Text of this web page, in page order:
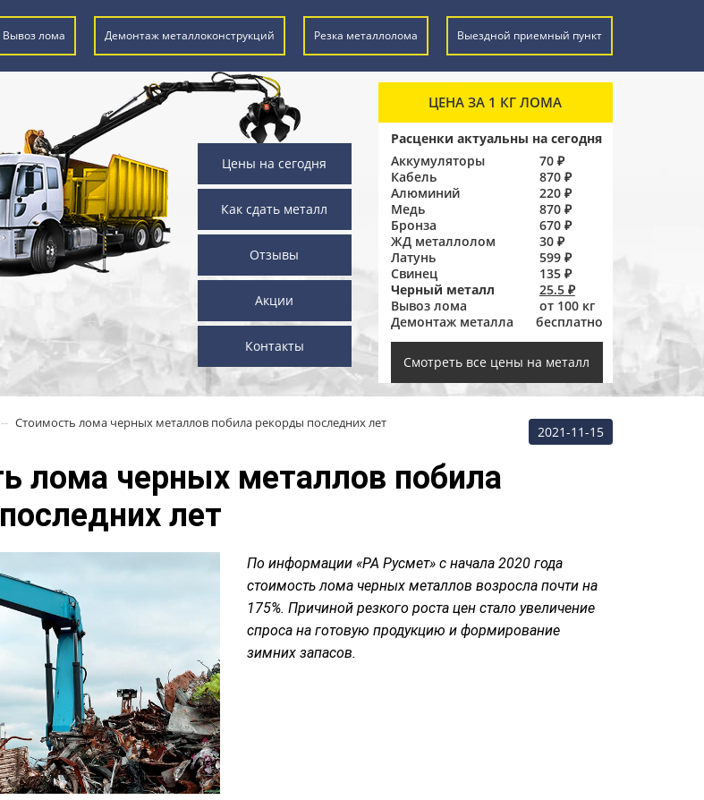
Вывоз лома Демонтаж металлоконструкций Резка металлолома Выездной приемный пункт
ЦЕНА ЗА 1 КГ ЛОМА
Расценки актуальны на сегодня
Аккумуляторы
70 ₽
Кабель
870 ₽
Алюминий
220 ₽
Медь
870 ₽
Бронза
670 ₽
ЖД металлолом
30 ₽
Латунь
599 ₽
Свинец
135 ₽
Черный металл
25.5 ₽
Вывоз лома
от 100 кг
Демонтаж металла
бесплатно
Смотреть все цены на металл
Цены на сегодня
Как сдать металл
Отзывы
Акции
Контакты
Стоимость лома черных металлов побила рекорды последних лет
2021-11-15
лома черных металлов побила
лет
По информации «РА Русмет» с начала 2020 года
стоимость лома черных металлов возросла почти на
175%. Причиной резкого роста цен стало увеличение
спроса на готовую продукцию и формирование
зимних запасов.